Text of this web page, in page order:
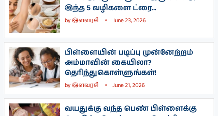
இந்த 5 வழிகளை ட்ரை...
byஇளவரசி June 23, 2026
பிள்ளையின் படிப்பு முன்னேற்றம்
அம்மாவின் கையிலா?
தெரிந்துகொள்ளுங்கள்!
byஇளவரசி June 21, 2026
வயதுக்கு வந்த பெண் பிள்ளைக்கு